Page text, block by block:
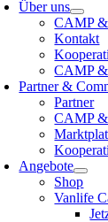
Über uns
CAMP
Kontakt
CAMP
Partner &
Partner
CAMP
Angebote
Shop
Vanlife